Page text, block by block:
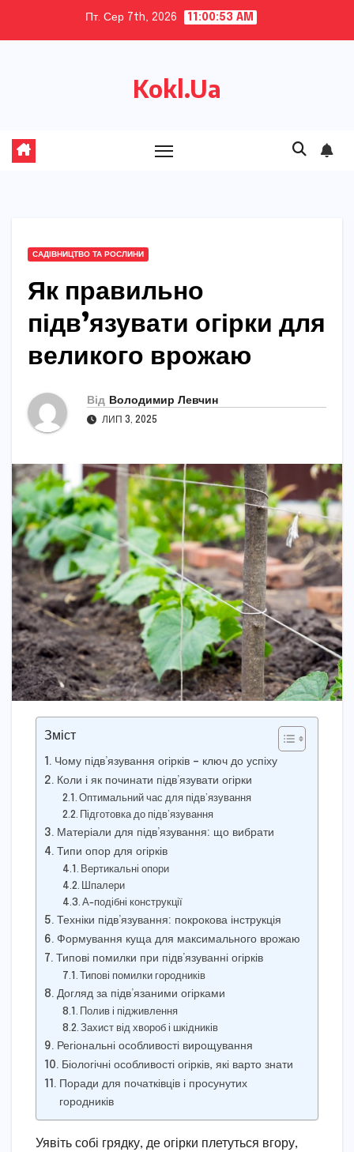
Пт. Сер 7th, 2026 11:00:54 AM
Kokl.Ua
САДІВНИЦТВО ТА РОСЛИНИ
Як правильно
підв’язувати огірки для
великого врожаю
Від Володимир Левчин
ЛИП 3, 2025
Зміст
Чому підв’язування огірків – ключ до успіху
Коли і як починати підв’язувати огірки
Оптимальний час для підв’язування
Підготовка до підв’язування
Матеріали для підв’язування: що вибрати
Типи опор для огірків
Вертикальні опори
Шпалери
А-подібні конструкції
Техніки підв’язування: покрокова інструкція
Формування куща для максимального врожаю
Типові помилки при підв’язуванні огірків
Типові помилки городників
Догляд за підв’язаними огірками
Полив і підживлення
Захист від хвороб і шкідників
Регіональні особливості вирощування
Біологічні особливості огірків, які варто знати
Поради для початківців і просунутих
городників
Уявіть собі грядку, де огірки плетуться вгору,